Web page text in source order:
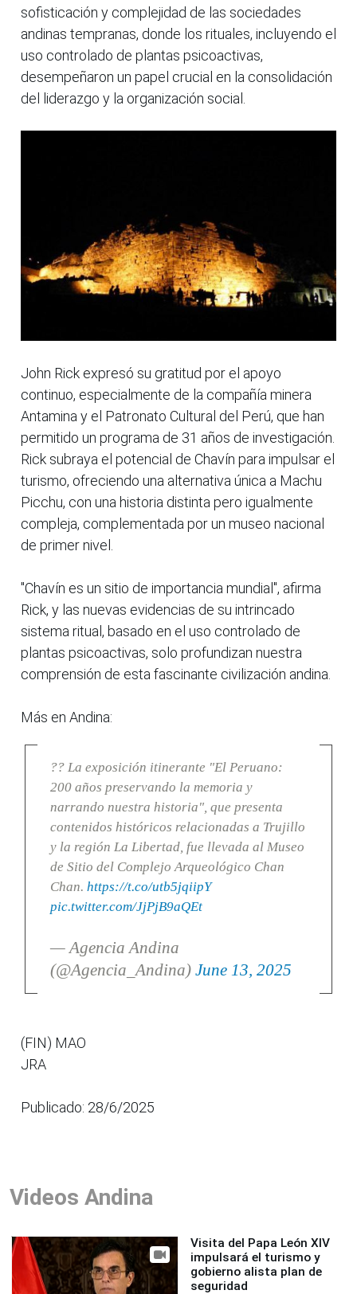
sofisticación y complejidad de las sociedades
andinas tempranas, donde los rituales, incluyendo el
uso controlado de plantas psicoactivas,
desempeñaron un papel crucial en la consolidación
del liderazgo y la organización social.
John Rick expresó su gratitud por el apoyo
continuo, especialmente de la compañía minera
Antamina y el Patronato Cultural del Perú, que han
permitido un programa de 31 años de investigación.
Rick subraya el potencial de Chavín para impulsar el
turismo, ofreciendo una alternativa única a Machu
Picchu, con una historia distinta pero igualmente
compleja, complementada por un museo nacional
de primer nivel.
"Chavín es un sitio de importancia mundial", afirma
Rick, y las nuevas evidencias de su intrincado
sistema ritual, basado en el uso controlado de
plantas psicoactivas, solo profundizan nuestra
comprensión de esta fascinante civilización andina.
Más en Andina:
?? La exposición itinerante "El Peruano:
200 años preservando la memoria y
narrando nuestra historia", que presenta
contenidos históricos relacionadas a Trujillo
y la región La Libertad, fue llevada al Museo
de Sitio del Complejo Arqueológico Chan
Chan. https://t.co/utb5jqiipY
pic.twitter.com/JjPjB9aQEt
— Agencia Andina
(@Agencia_Andina) June 13, 2025
(FIN) MAO
JRA
Publicado: 28/6/2025
Videos Andina
Visita del Papa León XIV
impulsará el turismo y
gobierno alista plan de
seguridad